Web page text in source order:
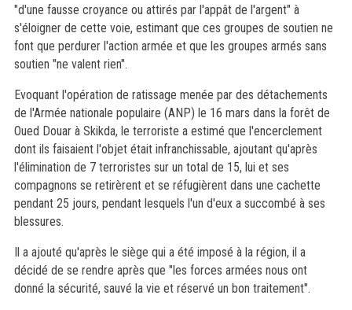
"d'une fausse croyance ou attirés par l'appât de l'argent" à
s'éloigner de cette voie, estimant que ces groupes de soutien ne
font que perdurer l'action armée et que les groupes armés sans
soutien "ne valent rien".
Evoquant l'opération de ratissage menée par des détachements
de l'Armée nationale populaire (ANP) le 16 mars dans la forêt de
Oued Douar à Skikda, le terroriste a estimé que l'encerclement
dont ils faisaient l'objet était infranchissable, ajoutant qu'après
l'élimination de 7 terroristes sur un total de 15, lui et ses
compagnons se retirèrent et se réfugièrent dans une cachette
pendant 25 jours, pendant lesquels l'un d'eux a succombé à ses
blessures.
Il a ajouté qu'après le siège qui a été imposé à la région, il a
décidé de se rendre après que "les forces armées nous ont
donné la sécurité, sauvé la vie et réservé un bon traitement".